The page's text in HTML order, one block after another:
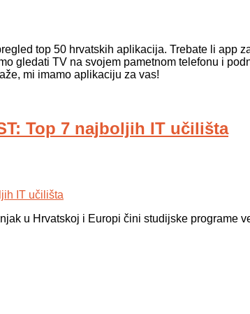
top 50 hrvatskih aplikacija. Trebate li app
gledati TV na svojem pametnom telefonu i
mi imamo aplikaciju za vas!
Top 7 najboljih IT učilišta
u Hrvatskoj i Europi čini studijske programe